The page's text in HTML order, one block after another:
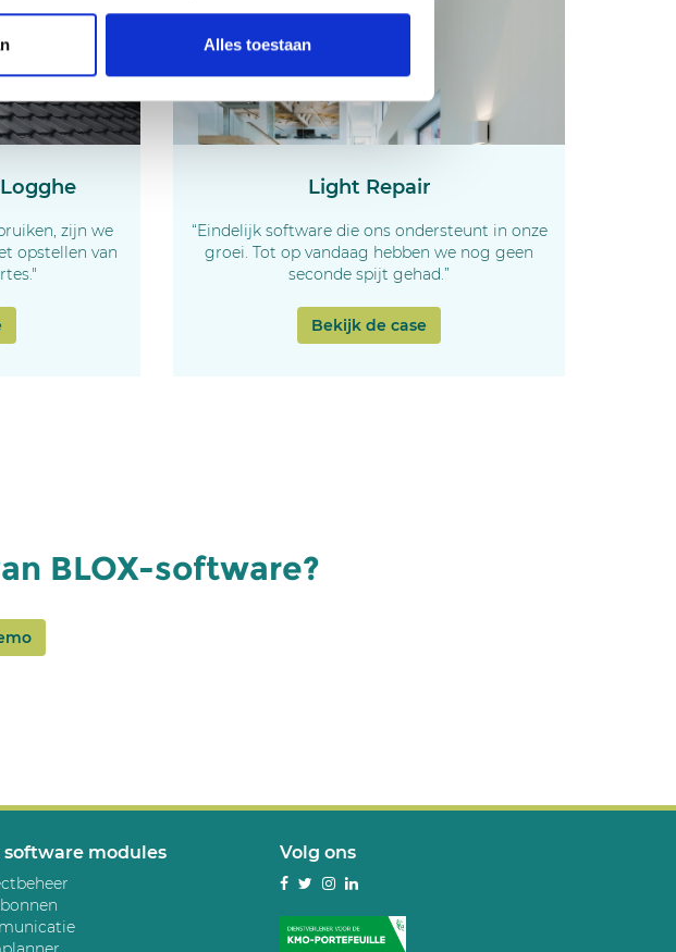
Alles toestaan
zijn we
opstellen van
Light Repair
“Eindelijk software die ons ondersteunt in onze
groei. Tot op vandaag hebben we nog geen
seconde spijt gehad.”
Bekijk de case
BLOX-software?
software modules Volg ons
Facebook
TwitterInstagram
LinkedIn